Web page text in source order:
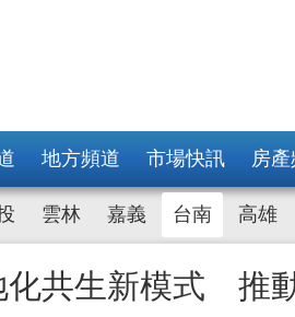
地方頻道 市場快訊 房
雲林 嘉義 台南 高雄
化共生新模式 推